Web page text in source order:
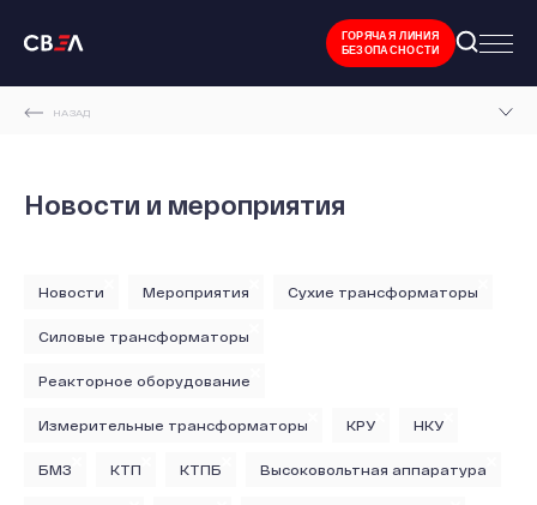
ГОРЯЧАЯ ЛИНИЯ
БЕЗОПАСНОСТИ
НАЗАД
НОВОСТИ И МЕРОПРИЯТИЯ
Новости и мероприятия
Новости Мероприятия Сухие трансформаторы
Силовые трансформаторы
Реакторное оборудование
Измерительные трансформаторы КРУ НКУ
БМЗ КТП КТПБ Высоковольтная аппаратура